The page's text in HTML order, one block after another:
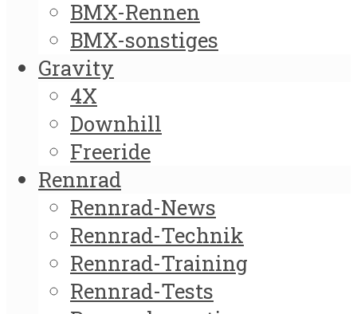
BMX-Rennen
BMX-sonstiges
Gravity
4X
Downhill
Freeride
Rennrad
Rennrad-News
Rennrad-Technik
Rennrad-Training
Rennrad-Tests